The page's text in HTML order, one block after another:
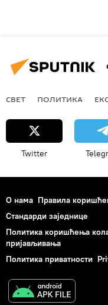
СВЕТ ПОЛИТИКА
Twitter
О нама Правила
Стандарди заједнице
Политика коришћења
пријављивања
Политика приватности